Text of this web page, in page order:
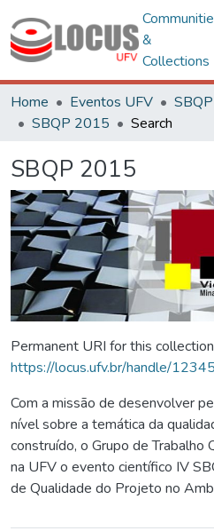
&
Collections
Home Eventos UFV
SBQP 2015
Search
SBQP 2015
Permanent URI for this collection
https://locus.ufv.br/handle/
Com a missão de desenvolver
nível sobre a temática da
construído, o Grupo de Trabalho
na UFV o evento científico IV
de Qualidade do Projeto no